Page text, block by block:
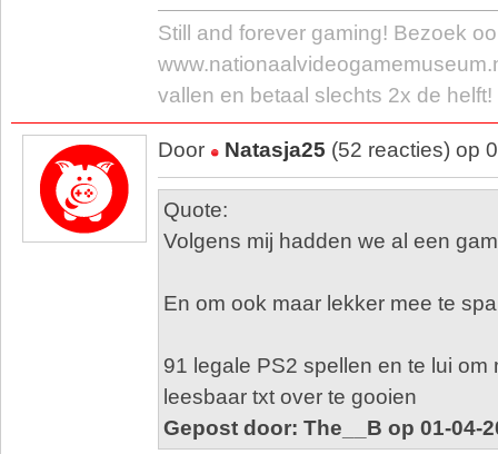
Still and forever gaming! Bezoek
vallen en betaal slechts 2x de helft!
Door Natasja25 (52 reacties) op
Quote:
Volgens mij hadden we al een
En om ook maar lekker mee te
91 legale PS2 spellen en te lui om
leesbaar txt over te gooien
Gepost door: The__B op 01-04-